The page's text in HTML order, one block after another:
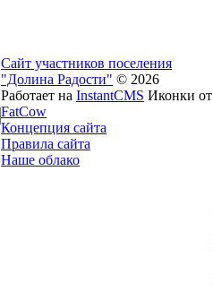
Сайт участников поселения
"Долина Радости" © 2026
Работает на InstantCMS Иконки от
FatCow
Концепция сайта
Правила сайта
Наше облако